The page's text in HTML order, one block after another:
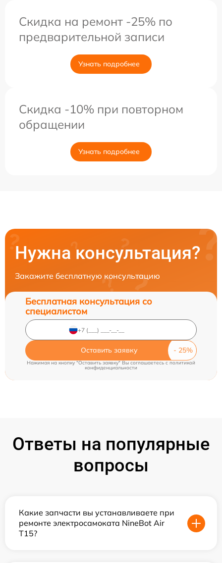
Скидка на ремонт -25% по
предварительной записи
Узнать подробнее
Скидка -10% при повторном
обращении
Узнать подробнее
Нужна консультация?
Закажите бесплатную консультацию
Бесплатная консультация со
специалистом
Оставить заявку
Нажимая на кнопку "Оставить заявку" Вы соглашаетесь c политикой
конфиденциальности
Ответы на популярные
вопросы
Какие запчасти вы устанавливаете при
ремонте электросамоката NineBot Air
T15?